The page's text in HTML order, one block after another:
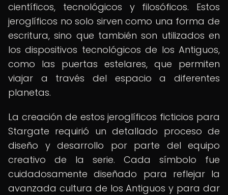
científicos, tecnológicos y filosóficos. Estos
jeroglíficos no solo sirven como una forma de
escritura, sino que también son utilizados en
los dispositivos tecnológicos de los Antiguos,
como las puertas estelares, que permiten
viajar a través del espacio a diferentes
planetas.
La creación de estos jeroglíficos ficticios para
Stargate requirió un detallado proceso de
diseño y desarrollo por parte del equipo
creativo de la serie. Cada símbolo fue
cuidadosamente diseñado para reflejar la
avanzada cultura de los Antiguos y para dar